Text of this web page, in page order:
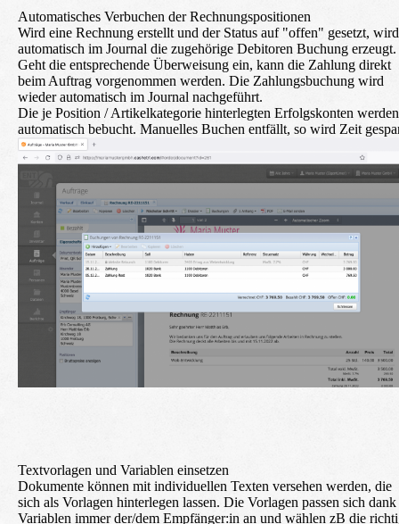
Automatisches Verbuchen der Rechnungspositionen
Wird eine Rechnung erstellt und der Status auf "offen" gesetzt, wird
automatisch im Journal die zugehörige Debitoren Buchung erzeugt.
Geht die entsprechende Überweisung ein, kann die Zahlung direkt
beim Auftrag vorgenommen werden. Die Zahlungsbuchung wird
wieder automatisch im Journal nachgeführt.
Die je Position / Artikelkategorie hinterlegten Erfolgskonten werden
automatisch bebucht. Manuelles Buchen entfällt, so wird Zeit
Textvorlagen und Variablen einsetzen
Dokumente können mit individuellen Texten versehen werden, die
sich als Vorlagen hinterlegen lassen. Die Vorlagen passen sich dank
Variablen immer der/dem Empfänger:in an und wählen zB die